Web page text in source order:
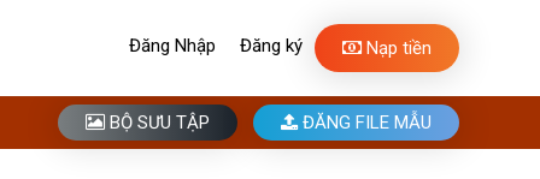
Đăng Nhập Đăng ký Nạp tiền
BỘ SƯU TẬP ĐĂNG FILE MẪU